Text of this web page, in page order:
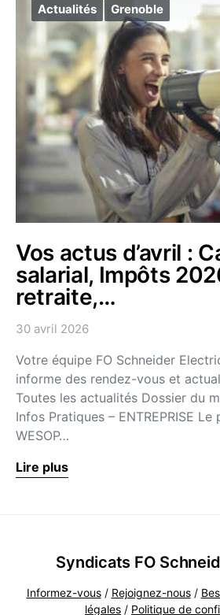
Actualités Grenoble
Vos actus d’avril :
salarial, Impôts
retraite,…
30 avril 2026
Votre équipe FO Schneider
informe des rendez-vous et
Toutes les actualités Dossier du
Infos Pratiques – ENTREPRISE
WESOP…
Lire plus
Syndicats FO
Informez-vous/ Rejoignez-nous/
légales / Politique de